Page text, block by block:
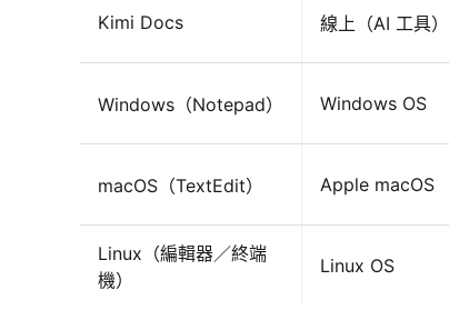
Kimi Docs 線上（AI 工具）
Windows（Notepad） Windows OS
macOS（TextEdit） Apple macOS
Linux（編輯器／終端
機）
Linux OS